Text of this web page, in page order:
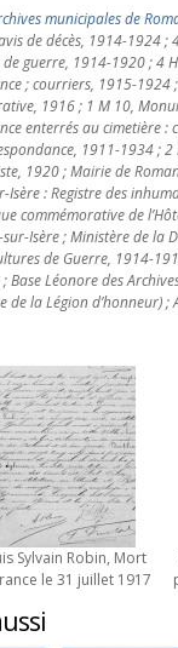
municipales de
de décès, 1914-1924
guerre, 1914-1920 ; 4
; courriers, 1915-1924
1916 ; 1 M 10,
enterrés au cimetière :
1911-1934 ;
1920 ; Mairie de
Isère : Registre des
commémorative de
Isère ; Ministère de la
de Guerre, 1914-
Base Léonore des
de la Légion d’honneur)
Sylvain Robin, Mort
le 31 juillet 1917